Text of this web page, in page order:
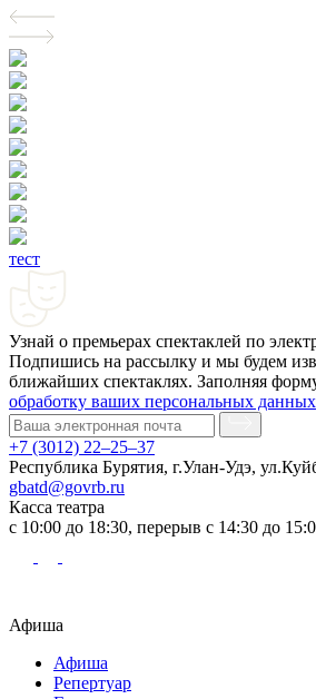
тест
Узнай о премьерах спектаклей по
Подпишись на рассылку и мы будем
ближайших спектаклях. Заполняя
обработку ваших персональных данных
+7 (3012) 22–25–37
Республика Бурятия, г.Улан-Удэ,
gbatd@govrb.ru
Касса театра
с 10:00 до 18:30, перерыв с 14:30 до
Афиша
Афиша
Репертуар